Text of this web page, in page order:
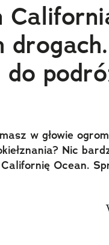
w głowie
Nic
Ocean.